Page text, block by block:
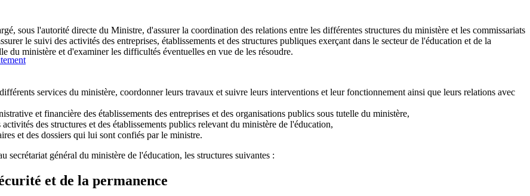
sous l'autorité directe du Ministre, d'assurer la coordination des relations entre les différentes structures du ministère et les commissariats
le suivi des activités des entreprises, établissements et des structures publiques exerçant dans le secteur de l'éducation et de la
du ministère et d'examiner les difficultés éventuelles en vue de les résoudre.
services du ministère, coordonner leurs travaux et suivre leurs interventions et leur fonctionnement ainsi que leurs relations avec
et financière des établissements des entreprises et des organisations publics sous tutelle du ministère,
des structures et des établissements publics relevant du ministère de l'éducation,
et des dossiers qui lui sont confiés par le ministre.
secrétariat général du ministère de l'éducation, les structures suivantes :
et de la permanence